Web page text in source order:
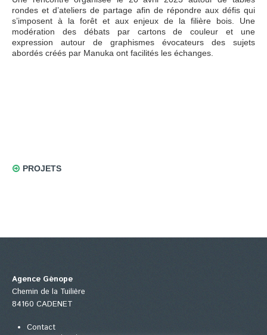
rondes et d’ateliers de partage afin de répondre aux défis qui
s’imposent à la forêt et aux enjeux de la filière bois. Une
modération des débats par cartons de couleur et une
expression autour de graphismes évocateurs des sujets
abordés créés par Manuka ont facilités les échanges.
PROJETS
Agence Génope
Chemin de la Tuilière
84160 CADENET
Contact